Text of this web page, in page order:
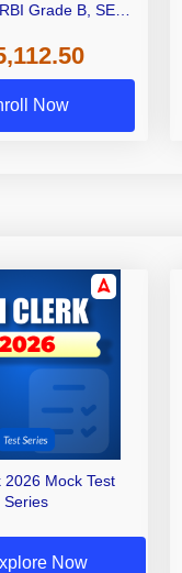
Grade B, SEBI
A & Grade B Bank
Exams
Now
2026 Mock Test
Series
Now